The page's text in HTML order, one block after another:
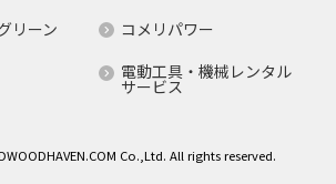
リーン
コメリパワー
電動工具・機械レンタル
サービス
Co.,Ltd. All rights reserved.